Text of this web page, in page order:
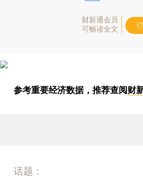
财新通会员
可畅读全文
参考重要经济数据，推荐查阅财
话题：